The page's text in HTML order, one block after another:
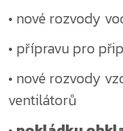
• nové rozvody
• přípravu pro
• nové rozvody
ventilátorů